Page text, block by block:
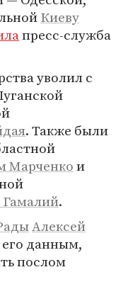
Киеву
пресс-служба
уволил с
. Также были
Марченкои
Гамалий.
Алексей
его данным,
послом